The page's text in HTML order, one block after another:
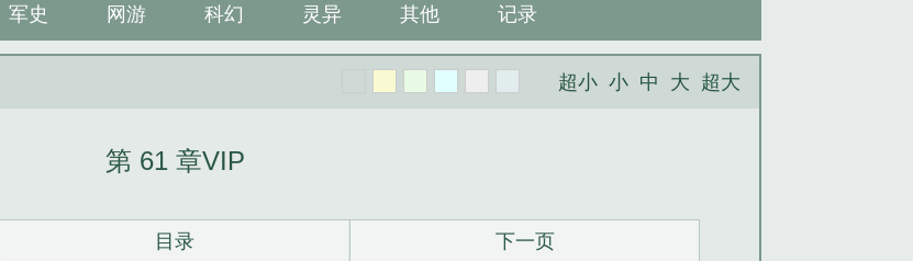
军史 网游 科幻 灵异 其他 记录
超小 小 中 大 超大
第 61 章VIP
目录 下一页